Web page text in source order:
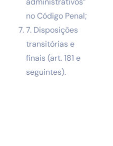
no Código Penal;
7. Disposições
transitórias e
finais (art. 181 e
seguintes).